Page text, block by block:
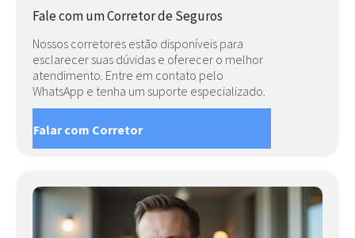
Fale com um Corretor de Seguros
Nossos corretores estão disponíveis para
esclarecer suas dúvidas e oferecer o melhor
atendimento. Entre em contato pelo
WhatsApp e tenha um suporte especializado.
Falar com Corretor